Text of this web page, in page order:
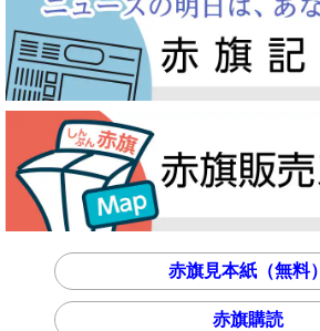
赤旗見本紙（無料）
赤旗購読